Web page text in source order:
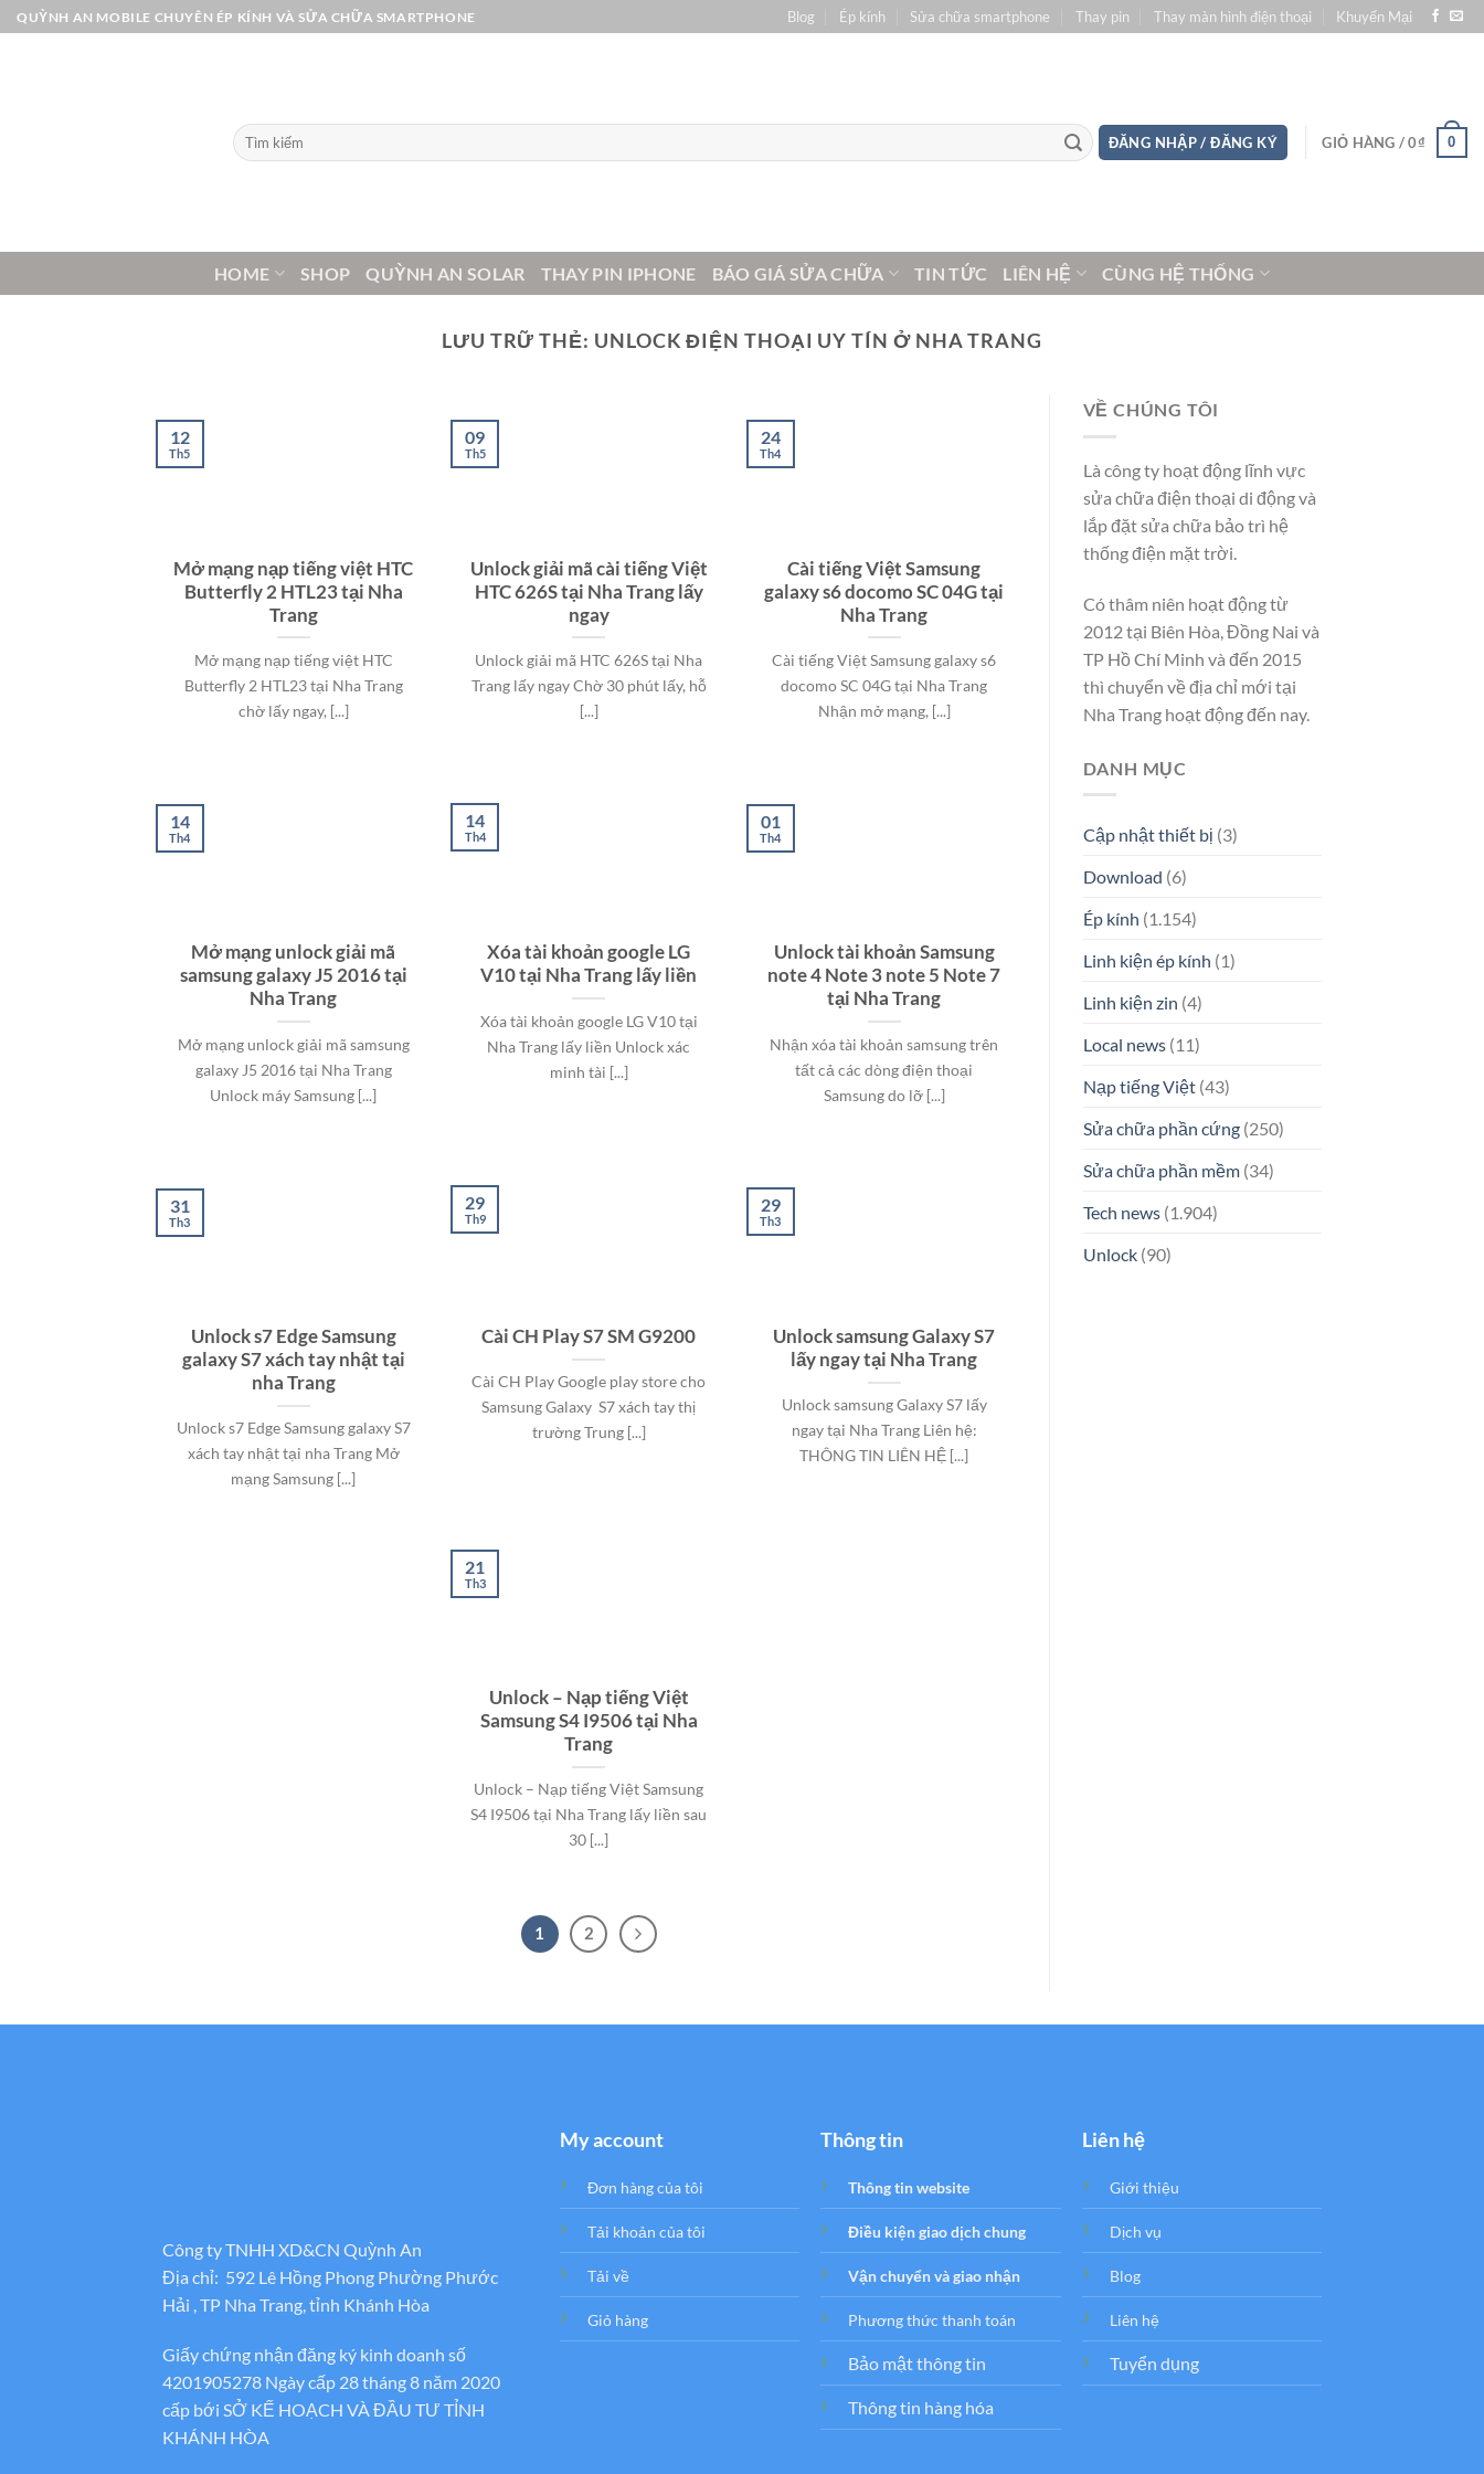
Bỏ
qua
QUỲNH AN MOBILE CHUYÊN ÉP KÍNH VÀ SỬA CHỮA SMARTPHONE Blog Ép kính Sửa chữa smartphone Thay pin Thay màn hình điện thoại Khuyến Mại
Tìm
kiếm:
ĐĂNG NHẬP / ĐĂNG KÝ GIỎ HÀNG /0₫ 0
HOME SHOP QUỲNH AN SOLAR THAY PIN IPHONE BÁO GIÁ SỬA CHỮA TIN TỨC LIÊN HỆ CÙNG HỆ THỐNG
LƯU TRỮ THẺ: UNLOCK ĐIỆN THOẠI UY TÍN Ở NHA TRANG
Mở mạng nạp tiếng việt HTC
Butterfly 2 HTL23 tại Nha
Trang
Mở mạng nạp tiếng việt HTC
Butterfly 2 HTL23 tại Nha Trang
chờ lấy ngay, [...]
12
Th5
Unlock giải mã cài tiếng Việt
HTC 626S tại Nha Trang lấy
ngay
Unlock giải mã HTC 626S tại Nha
Trang lấy ngay Chờ 30 phút lấy, hỗ
[...]
09
Th5
Cài tiếng Việt Samsung
galaxy s6 docomo SC 04G tại
Nha Trang
Cài tiếng Việt Samsung galaxy s6
docomo SC 04G tại Nha Trang
Nhận mở mạng, [...]
24
Th4
Mở mạng unlock giải mã
samsung galaxy J5 2016 tại
Nha Trang
Mở mạng unlock giải mã samsung
galaxy J5 2016 tại Nha Trang
Unlock máy Samsung [...]
14
Th4
Xóa tài khoản google LG
V10 tại Nha Trang lấy liền
Xóa tài khoản google LG V10 tại
Nha Trang lấy liền Unlock xác
minh tài [...]
14
Th4
Unlock tài khoản Samsung
note 4 Note 3 note 5 Note 7
tại Nha Trang
Nhận xóa tài khoản samsung trên
tất cả các dòng điện thoại
Samsung do lỡ [...]
01
Th4
Unlock s7 Edge Samsung
galaxy S7 xách tay nhật tại
nha Trang
Unlock s7 Edge Samsung galaxy S7
xách tay nhật tại nha Trang Mở
mạng Samsung [...]
31
Th3
Cài CH Play S7 SM G9200
Cài CH Play Google play store cho
Samsung Galaxy S7 xách tay thị
trường Trung [...]
29
Th9
Unlock samsung Galaxy S7
lấy ngay tại Nha Trang
Unlock samsung Galaxy S7 lấy
ngay tại Nha Trang Liên hệ:
THÔNG TIN LIÊN HỆ [...]
29
Th3
Unlock – Nạp tiếng Việt
Samsung S4 I9506 tại Nha
Trang
Unlock – Nạp tiếng Việt Samsung
S4 I9506 tại Nha Trang lấy liền sau
30 [...]
21
Th3
1 2
VỀ CHÚNG TÔI
Là công ty hoạt động lĩnh vực
sửa chữa điện thoại di động và
lắp đặt sửa chữa bảo trì hệ
thống điện mặt trời.
Có thâm niên hoạt động từ
2012 tại Biên Hòa, Đồng Nai và
TP Hồ Chí Minh và đến 2015
thì chuyển về địa chỉ mới tại
Nha Trang hoạt động đến nay.
DANH MỤC
Cập nhật thiết bị (3)
Download (6)
Ép kính (1.154)
Linh kiện ép kính (1)
Linh kiện zin (4)
Local news(11)
Nạp tiếng Việt(43)
Sửa chữa phần cứng(250)
Sửa chữa phần mềm(34)
Tech news(1.904)
Unlock(90)
Công ty TNHH XD&CN Quỳnh An
Địa chỉ: 592 Lê Hồng Phong Phường Phước
Hải , TP Nha Trang, tỉnh Khánh Hòa
Giấy chứng nhận đăng ký kinh doanh số
4201905278 Ngày cấp 28 tháng 8 năm 2020
cấp bới SỞ KẾ HOẠCH VÀ ĐẦU TƯ TỈNH
KHÁNH HÒA
My account
Đơn hàng của tôi
Tải khoản của tôi
Tải về
Giỏ hàng
Thông tin
Thông tin website
Điều kiện giao dịch chung
Vận chuyển và giao nhận
Phương thức thanh toán
Bảo mật thông tin
Thông tin hàng hóa
Liên hệ
Giới thiệu
Dịch vụ
Blog
Liên hệ
Tuyển dụng